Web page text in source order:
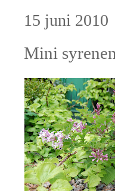
15 juni 2010
Mini